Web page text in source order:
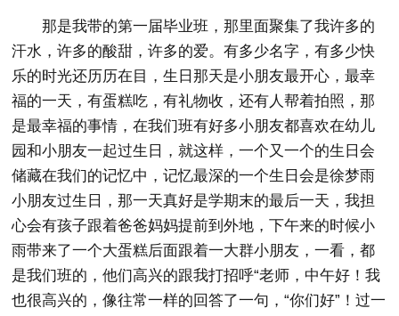
那是我带的第一届毕业班，那里面聚集了我许多的
汗水，许多的酸甜，许多的爱。有多少名字，有多少快
乐的时光还历历在目，生日那天是小朋友最开心，最幸
福的一天，有蛋糕吃，有礼物收，还有人帮着拍照，那
是最幸福的事情，在我们班有好多小朋友都喜欢在幼儿
园和小朋友一起过生日，就这样，一个又一个的生日会
储藏在我们的记忆中，记忆最深的一个生日会是徐梦雨
小朋友过生日，那一天真好是学期末的最后一天，我担
心会有孩子跟着爸爸妈妈提前到外地，下午来的时候小
雨带来了一个大蛋糕后面跟着一大群小朋友，一看，都
是我们班的，他们高兴的跟我打招呼“老师，中午好！我
也很高兴的，像往常一样的回答了一句，“你们好”！过一